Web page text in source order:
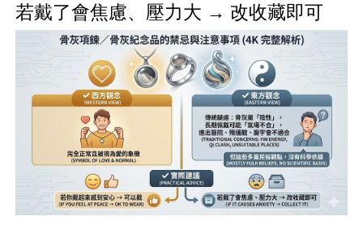
若戴了會焦慮、壓力大 → 改收藏即可